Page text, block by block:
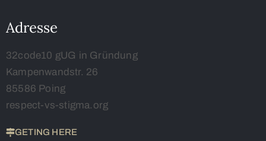
Adresse
32code10 gUG in Gründung
Kampenwandstr. 26
85586 Poing
respect-vs-stigma.org
GETING HERE